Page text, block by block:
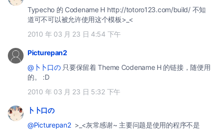
Typecho 的 Codename H http://totoro123.com/build/ 不知
道可不可以被允许使用这个模板>_<
2010 年 03 月 23 日 4:54 下午
Picturepan2
@卜卜口の只要保留着 Theme Codename H 的链接，随便用
的。 :D
2010 年 03 月 23 日 5:32 下午
卜卜口の
@Picturepan2>_<灰常感谢~ 主要问题是使用的程序不是